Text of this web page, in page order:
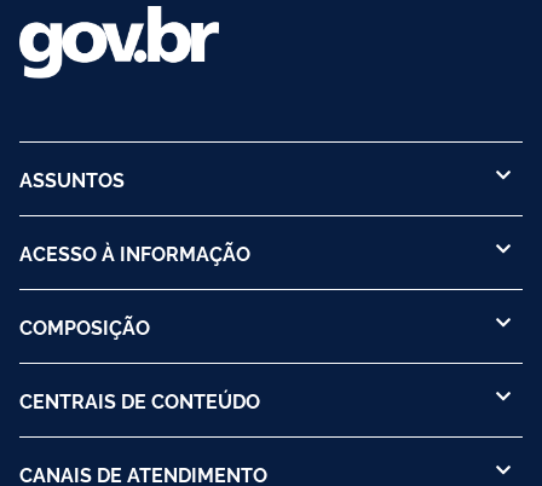
ASSUNTOS
ACESSO À INFORMAÇÃO
COMPOSIÇÃO
CENTRAIS DE CONTEÚDO
CANAIS DE ATENDIMENTO